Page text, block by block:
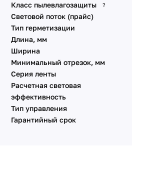
Универсальные 12V 8-10
Линейки SL
Аксессуары для
подключения
Класс пылевлагозащиты
?
Световой поток (прайс)
Тип герметизации
Длина, мм
Ширина
Минимальный отрезок, мм
Серия ленты
Расчетная световая
эффективность
Тип управления
Гарантийный срок